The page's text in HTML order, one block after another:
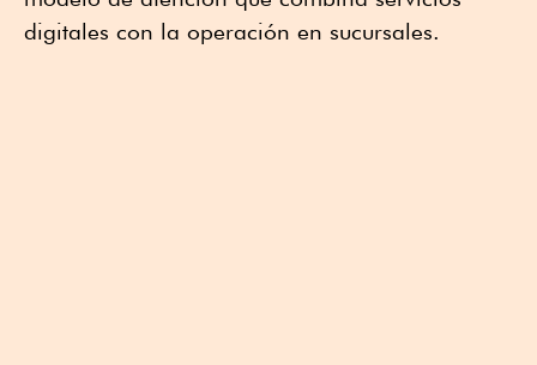
digitales con la operación en sucursales.